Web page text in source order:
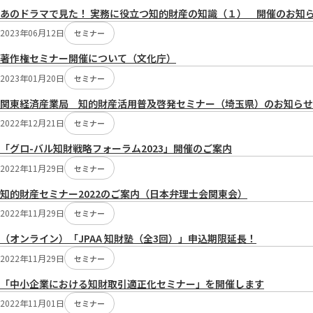
あのドラマで見た！ 実務に役立つ知的財産の知識（１） 開催のお知
2023年06月12日 セミナー
著作権セミナー開催について（文化庁）
2023年01月20日 セミナー
関東経済産業局 知的財産活用普及啓発セミナー（埼玉県）のお知らせ
2022年12月21日 セミナー
「グロ-バル知財戦略フォーラム2023」開催のご案内
2022年11月29日 セミナー
知的財産セミナー2022のご案内（日本弁理士会関東会）
2022年11月29日 セミナー
（オンライン）「JPAA 知財塾（全3回）」申込期限延長！
2022年11月29日 セミナー
「中小企業における知財取引適正化セミナー」を開催します
2022年11月01日 セミナー